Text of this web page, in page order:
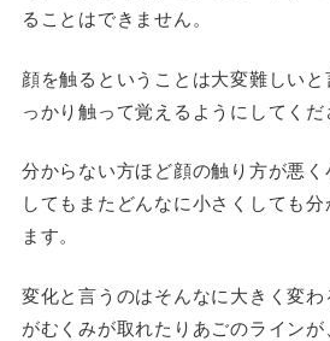
ることはできません。
顔を触るということは大変難しい
っかり触って覚えるようにしてくだ
分からない方ほど顔の触り方が悪く
してもまたどんなに小さくしても
ます。
変化と言うのはそんなに大きく変
がむくみが取れたりあごのライン